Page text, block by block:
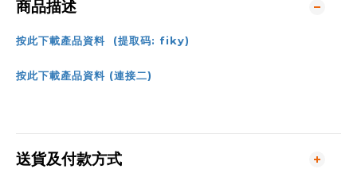
商品描述
按此下載產品資料 (提取码: fiky)
按此下載產品資料 (連接二)
送貨及付款方式